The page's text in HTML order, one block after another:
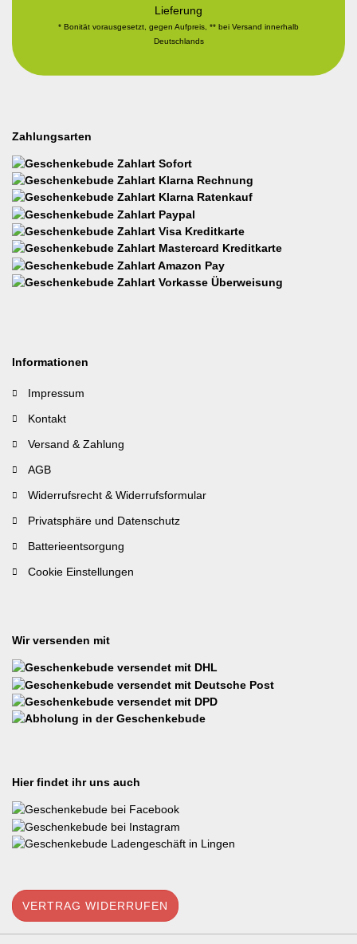
Lieferung
* Bonität vorausgesetzt, gegen Aufpreis, ** bei Versand innerhalb
Deutschlands
Zahlungsarten
Informationen
Impressum
Kontakt
Versand & Zahlung
AGB
Widerrufsrecht & Widerrufsformular
Privatsphäre und Datenschutz
Batterieentsorgung
Cookie Einstellungen
Wir versenden mit
Hier findet ihr uns auch
VERTRAG WIDERRUFEN